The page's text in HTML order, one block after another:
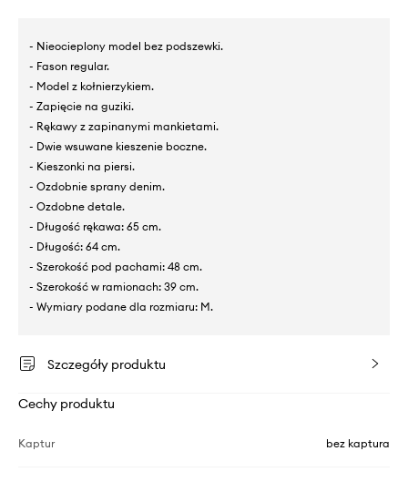
- Nieocieplony model bez podszewki.
- Fason regular.
- Model z kołnierzykiem.
- Zapięcie na guziki.
- Rękawy z zapinanymi mankietami.
- Dwie wsuwane kieszenie boczne.
- Kieszonki na piersi.
- Ozdobnie sprany denim.
- Ozdobne detale.
- Długość rękawa: 65 cm.
- Długość: 64 cm.
- Szerokość pod pachami: 48 cm.
- Szerokość w ramionach: 39 cm.
- Wymiary podane dla rozmiaru: M.
Szczegóły produktu
Cechy produktu
Kaptur bez kaptura